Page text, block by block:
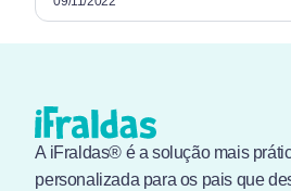
A iFraldas® é a solução mais
personalizada para os pais que